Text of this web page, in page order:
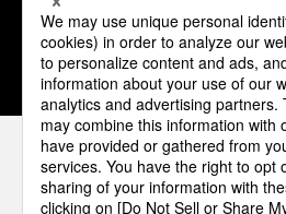
2 3 4
パナソニックの電気設備